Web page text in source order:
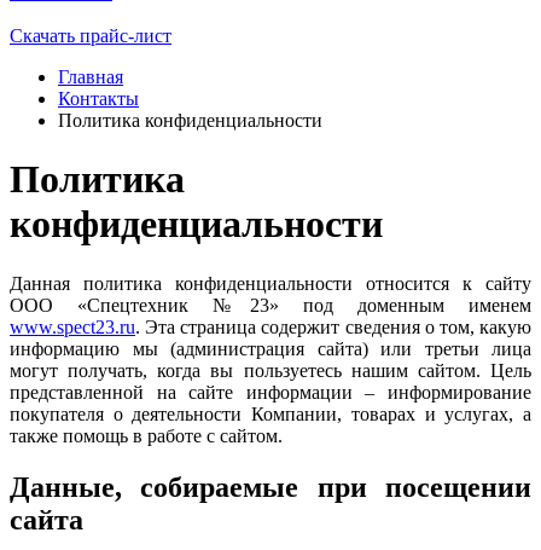
Скачать прайс-лист
Главная
Контакты
Политика конфиденциальности
Политика
конфиденциальности
Данная политика конфиденциальности относится к сайту
ООО «Спецтехник №23» под доменным именем
www.spect23.ru. Эта страница содержит сведения о том, какую
информацию мы (администрация сайта) или третьи лица
могут получать, когда вы пользуетесь нашим сайтом. Цель
представленной на сайте информации – информирование
покупателя о деятельности Компании, товарах и услугах, а
также помощь в работе с сайтом.
Данные, собираемые при посещении
сайта